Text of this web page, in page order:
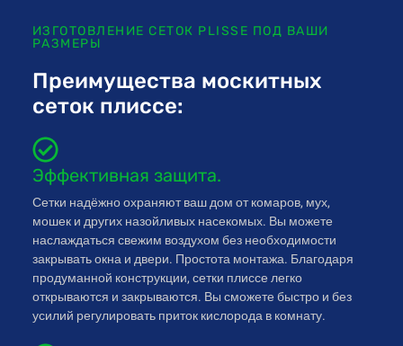
ИЗГОТОВЛЕНИЕ СЕТОК PLISSE ПОД ВАШИ
РАЗМЕРЫ
Преимущества москитных
сеток плиссе:
Эффективная защита.
Сетки надёжно охраняют ваш дом от комаров, мух,
мошек и других назойливых насекомых. Вы можете
наслаждаться свежим воздухом без необходимости
закрывать окна и двери. Простота монтажа. Благодаря
продуманной конструкции, сетки плиссе легко
открываются и закрываются. Вы сможете быстро и без
усилий регулировать приток кислорода в комнату.